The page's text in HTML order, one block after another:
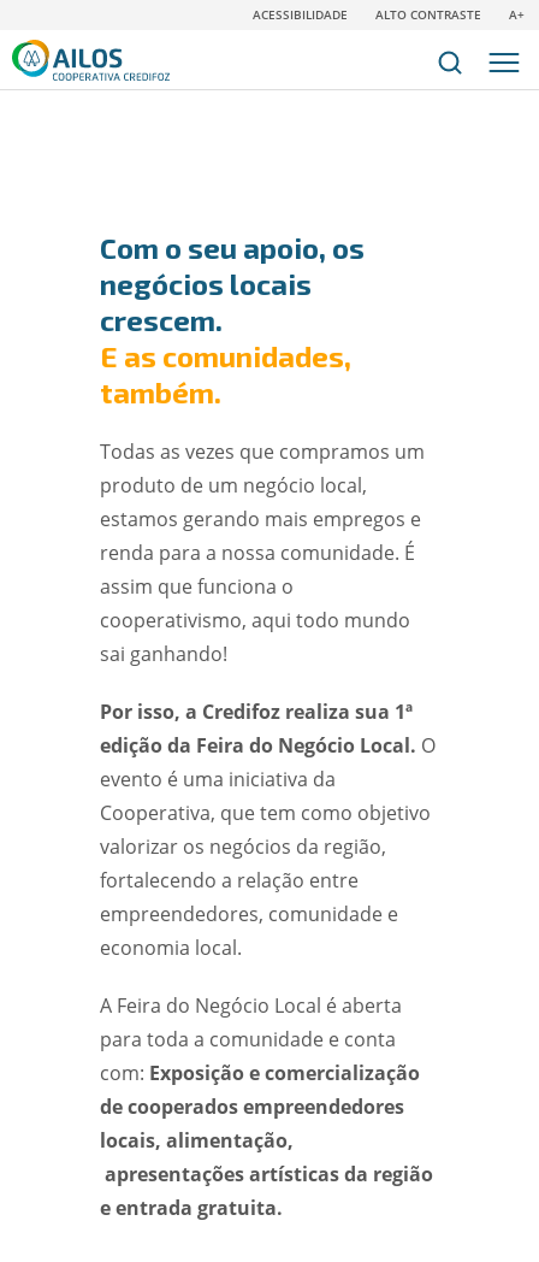
ACESSIBILIDADE ALTO CONTRASTE A+
Com o seu apoio, os
negócios locais
crescem.
E as comunidades,
também.
Todas as vezes que compramos um
produto de um negócio local,
estamos gerando mais empregos e
renda para a nossa comunidade. É
assim que funciona o
cooperativismo, aqui todo mundo
sai ganhando!
Por isso, a Credifoz realiza sua 1ª
edição da Feira do Negócio Local. O
evento é uma iniciativa da
Cooperativa, que tem como objetivo
valorizar os negócios da região,
fortalecendo a relação entre
empreendedores, comunidade e
economia local.
A Feira do Negócio Local é aberta
para toda a comunidade e conta
com: Exposição e comercialização
de cooperados empreendedores
locais, alimentação,
apresentações artísticas da região
e entrada gratuita.